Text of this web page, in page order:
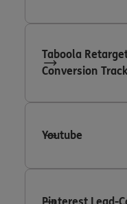
Taboola
Conversion
Youtube